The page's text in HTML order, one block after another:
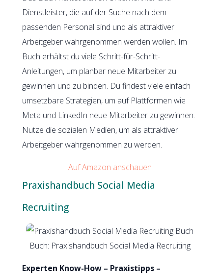
Dienstleister, die auf der Suche nach dem
passenden Personal sind und als attraktiver
Arbeitgeber wahrgenommen werden wollen. Im
Buch erhältst du viele Schritt-für-Schritt-
Anleitungen, um planbar neue Mitarbeiter zu
gewinnen und zu binden. Du findest viele einfach
umsetzbare Strategien, um auf Plattformen wie
Meta und LinkedIn neue Mitarbeiter zu gewinnen.
Nutze die sozialen Medien, um als attraktiver
Arbeitgeber wahrgenommen zu werden.
Auf Amazon anschauen
Praxishandbuch Social Media
Recruiting
Buch: Praxishandbuch Social Media Recruiting
Experten Know-How – Praxistipps –